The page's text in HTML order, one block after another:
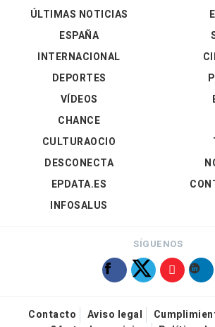
ÚLTIMAS NOTICIAS
ESPAÑA
INTERNACIONAL
DEPORTES
VÍDEOS
CHANCE
CULTURAOCIO
DESCONECTA
EPDATA.ES
INFOSALUS
SÍGUENOS
Contacto Aviso legal